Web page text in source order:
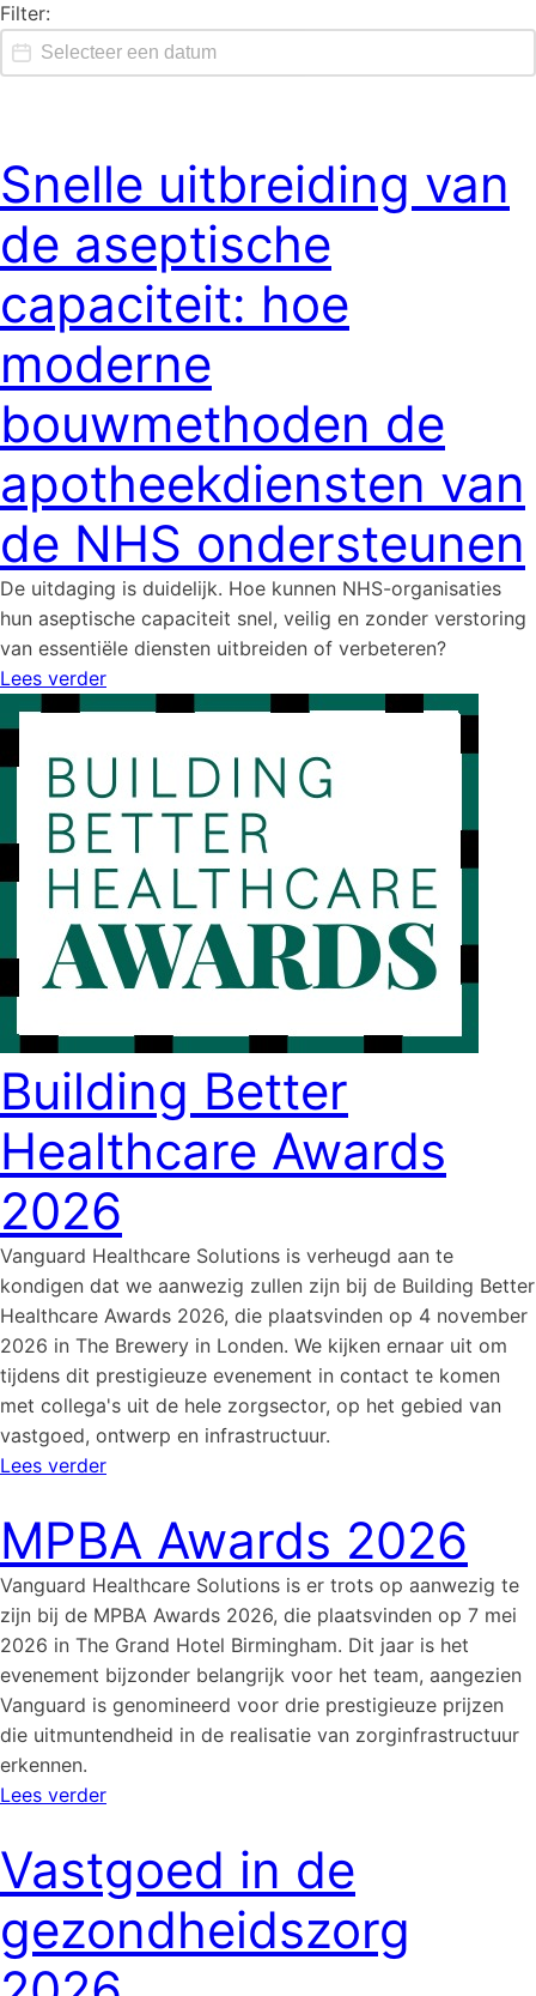
Filter:
Nieuws Datumfilter
Datum
Snelle uitbreiding van
de aseptische
capaciteit: hoe
moderne
bouwmethoden de
apotheekdiensten van
de NHS ondersteunen
De uitdaging is duidelijk. Hoe kunnen NHS-organisaties
hun aseptische capaciteit snel, veilig en zonder verstoring
van essentiële diensten uitbreiden of verbeteren?
Lees verder
Building Better
Healthcare Awards
2026
Vanguard Healthcare Solutions is verheugd aan te
kondigen dat we aanwezig zullen zijn bij de Building Better
Healthcare Awards 2026, die plaatsvinden op 4 november
2026 in The Brewery in Londen. We kijken ernaar uit om
tijdens dit prestigieuze evenement in contact te komen
met collega's uit de hele zorgsector, op het gebied van
vastgoed, ontwerp en infrastructuur.
Lees verder
MPBA Awards 2026
Vanguard Healthcare Solutions is er trots op aanwezig te
zijn bij de MPBA Awards 2026, die plaatsvinden op 7 mei
2026 in The Grand Hotel Birmingham. Dit jaar is het
evenement bijzonder belangrijk voor het team, aangezien
Vanguard is genomineerd voor drie prestigieuze prijzen
die uitmuntendheid in de realisatie van zorginfrastructuur
erkennen.
Lees verder
Vastgoed in de
gezondheidszorg